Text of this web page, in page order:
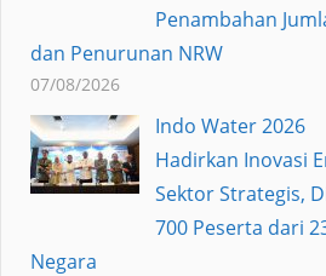
Penambahan
dan Penurunan NRW
07/08/2026
Indo Water 2026
Hadirkan Inovasi
Sektor Strategis,
700 Peserta dari
Negara